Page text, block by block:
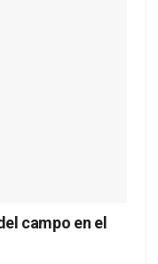
campo en el